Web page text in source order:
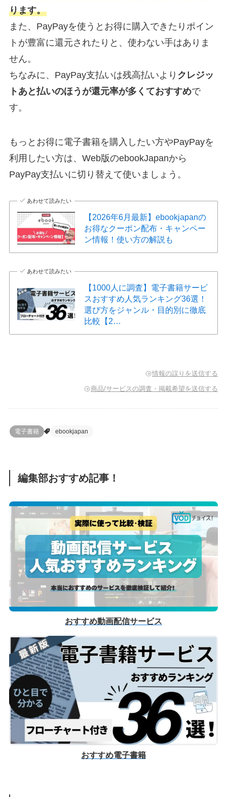
ります。
また、PayPayを使うとお得に購入できたりポイン
トが豊富に還元されたりと、使わない手はありま
せん。
ちなみに、PayPay支払いは残高払いより クレジッ
トあと払いのほうが還元率が多くておすすめで
す。
もっとお得に電子書籍を購入したい方やPayPayを
利用したい方は、Web版のebookJapanから
PayPay支払いに切り替えて使いましょう。
あわせて読みたい
【2026年6月最新】ebookjapanの
お得なクーポン配布・キャンペー
ン情報！使い方の解説も
あわせて読みたい
【1000人に調査】電子書籍サービ
スおすすめ人気ランキング36選！
選び方をジャンル・目的別に徹底
比較【2…
情報の誤りを送信する
商品/サービスの調査・掲載希望を送信する
電子書籍 ebookjapan
編集部おすすめ記事！
おすすめ動画配信サービス
おすすめ電子書籍